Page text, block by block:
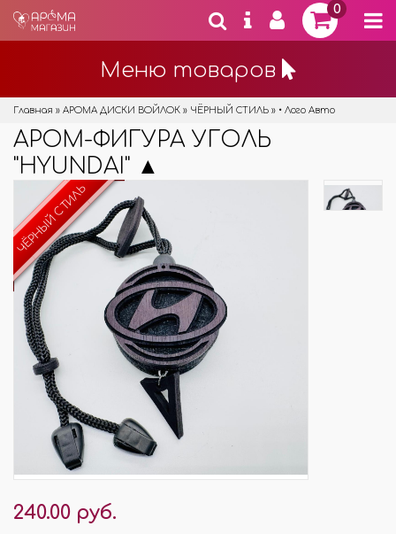
0
Меню товаров
Главная » АРОМА ДИСКИ ВОЙЛОК » ЧЁРНЫЙ СТИЛЬ » • Лого Авто
АРОМ-ФИГУРА УГОЛЬ
"HYUNDAI" ▲
ЧЁРНЫЙ СТИЛЬ
240.00 руб.